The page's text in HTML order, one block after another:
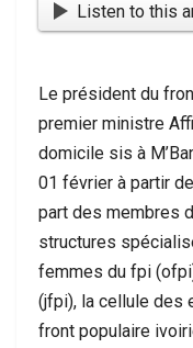
Listen to this
Le président du
premier ministre
domicile sis à
01 février à partir
part des membres
structures
femmes du fpi
(jfpi), la cellule des
front populaire